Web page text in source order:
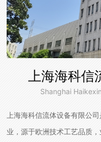
上海海科
Shanghai
上海海科信流体设备有限公
业，源于欧洲技术工艺品质